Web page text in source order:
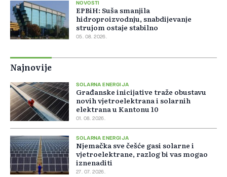
NOVOSTI
EPBiH: Suša smanjila
hidroproizvodnju, snabdijevanje
strujom ostaje stabilno
05. 08. 2026.
Najnovije
SOLARNA ENERGIJA
Građanske inicijative traže obustavu
novih vjetroelektrana i solarnih
elektrana u Kantonu 10
01. 08. 2026.
SOLARNA ENERGIJA
Njemačka sve češće gasi solarne i
vjetroelektrane, razlog bi vas mogao
iznenaditi
27. 07. 2026.